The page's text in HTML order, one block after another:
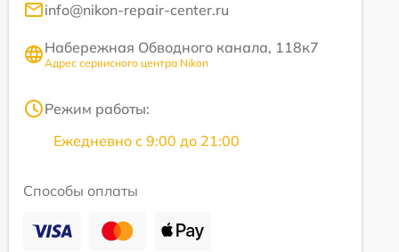
info@nikon-repair-center.ru
Набережная Обводного канала, 118к7
Адрес сервисного центра Nikon
Режим работы:
Ежедневно с 9:00 до 21:00
Способы оплаты